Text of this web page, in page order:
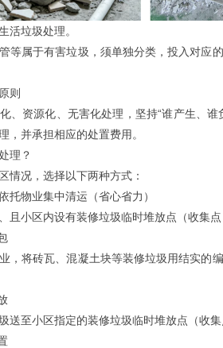
垃圾处理。
属于有害垃圾，须单独分类，投入对应
则
资源化、无害化处理，坚持“谁产生、谁
，并承担相应的处置费用。
理？
况，选择以下两种方式：
物业集中清运（省心省力）
小区内设有装修垃圾临时堆放点（收集点
将砖瓦、混凝土块等装修垃圾用结实的
至小区指定的装修垃圾临时堆放点（收集